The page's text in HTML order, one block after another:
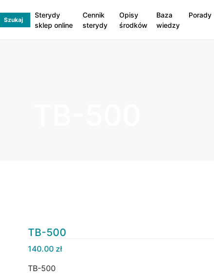
Sterydy
sklep online
Cennik
sterydy
Opisy
środków
Baza
wiedzy
Porady
TB-500
140.00 zł
TB-500